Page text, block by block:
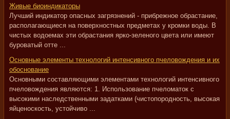
Живые биоиндикаторы
Лучший индикатор опасных загрязнений - прибрежное обрастание,
располагающиеся на поверхностных предметах у кромки воды. В
чистых водоемах эти обрастания ярко-зеленого цвета или имеют
буроватый отте ...
Основные элементы технологий интенсивного пчеловождения и их
обоснование
Основными составляющими элементами технологий интенсивного
пчеловождения являются: 1. Использование пчеломаток с
высокими наследственными задатками (чистопородность, высокая
яйценоскость, устойчиво ...